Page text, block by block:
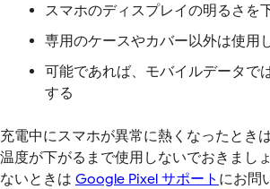
スマホのディスプレイの明るさを
専用のケースやカバー以外は使用
可能であれば、モバイルデータで
する
充電中にスマホが異常に熱くなったとき
温度が下がるまで使用しないでおきまし
ないときは Google Pixel サポート にお問